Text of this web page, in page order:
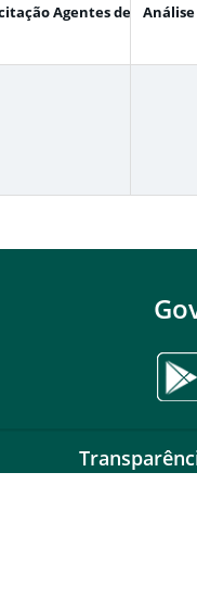
do Sistema
Agentes de EliteAnálise